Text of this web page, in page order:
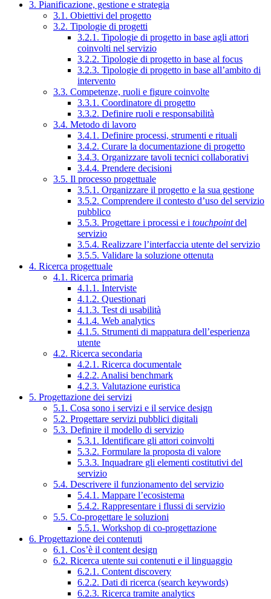
3. Pianificazione, gestione e strategia
3.1. Obiettivi del progetto
3.2. Tipologie di progetti
3.2.1. Tipologie di progetto in base agli attori
coinvolti nel servizio
3.2.2. Tipologie di progetto in base al focus
3.2.3. Tipologie di progetto in base all’ambito di
intervento
3.3. Competenze, ruoli e figure coinvolte
3.3.1. Coordinatore di progetto
3.3.2. Definire ruoli e responsabilità
3.4. Metodo di lavoro
3.4.1. Definire processi, strumenti e rituali
3.4.2. Curare la documentazione di progetto
3.4.3. Organizzare tavoli tecnici collaborativi
3.4.4. Prendere decisioni
3.5. Il processo progettuale
3.5.1. Organizzare il progetto e la sua gestione
3.5.2. Comprendere il contesto d’uso del servizio
pubblico
3.5.3. Progettare i processi e i touchpointdel
servizio
3.5.4. Realizzare l’interfaccia utente del servizio
3.5.5. Validare la soluzione ottenuta
4. Ricerca progettuale
4.1. Ricerca primaria
4.1.1. Interviste
4.1.2. Questionari
4.1.3. Test di usabilità
4.1.4. Web analytics
4.1.5. Strumenti di mappatura dell’esperienza
utente
4.2. Ricerca secondaria
4.2.1. Ricerca documentale
4.2.2. Analisi benchmark
4.2.3. Valutazione euristica
5. Progettazione dei servizi
5.1. Cosa sono i servizi e il service design
5.2. Progettare servizi pubblici digitali
5.3. Definire il modello di servizio
5.3.1. Identificare gli attori coinvolti
5.3.2. Formulare la proposta di valore
5.3.3. Inquadrare gli elementi costitutivi del
servizio
5.4. Descrivere il funzionamento del servizio
5.4.1. Mappare l’ecosistema
5.4.2. Rappresentare i flussi di servizio
5.5. Co-progettare le soluzioni
5.5.1. Workshop di co-progettazione
6. Progettazione dei contenuti
6.1. Cos’è il content design
6.2. Ricerca utente sui contenuti e il linguaggio
6.2.1. Content discovery
6.2.2. Dati di ricerca (search keywords)
6.2.3. Ricerca tramite analytics